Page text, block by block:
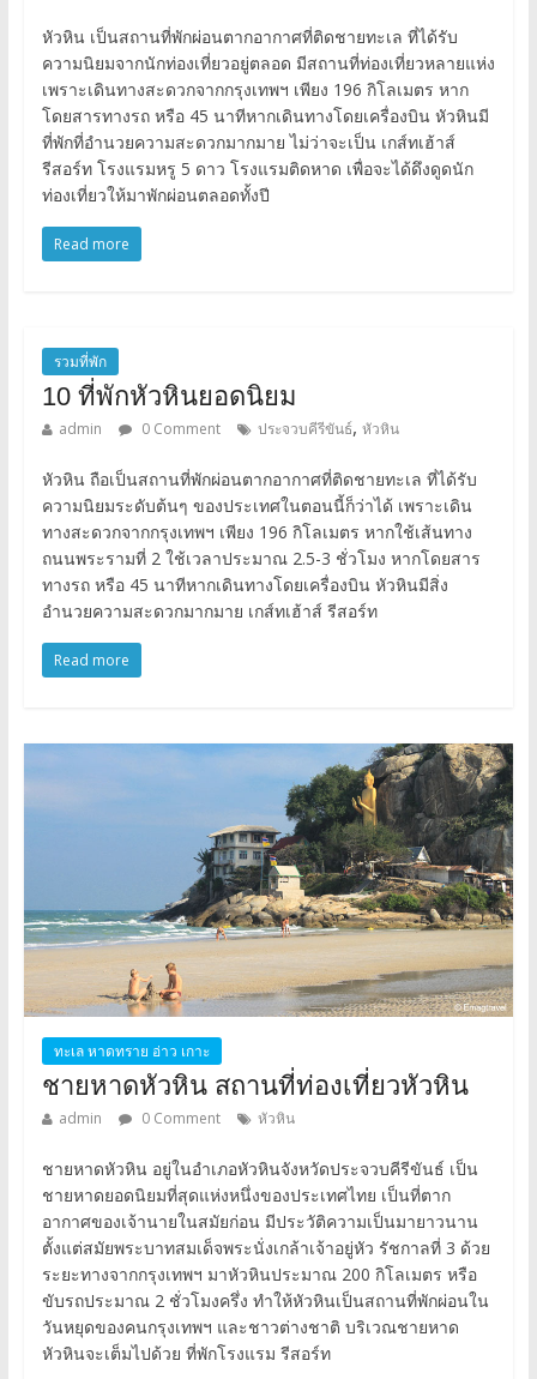
หัวหิน เป็นสถานที่พักผ่อนตากอากาศที่ติดชายทะเล ที่ได้รับ
ความนิยมจากนักท่องเที่ยวอยู่ตลอด มีสถานที่ท่องเที่ยวหลายแห่ง
เพราะเดินทางสะดวกจากกรุงเทพฯ เพียง 196 กิโลเมตร หาก
โดยสารทางรถ หรือ 45 นาทีหากเดินทางโดยเครื่องบิน หัวหินมี
ที่พักที่อำนวยความสะดวกมากมาย ไม่ว่าจะเป็น เกส์ทเฮ้าส์
รีสอร์ท โรงแรมหรู 5 ดาว โรงแรมติดหาด เพื่อจะได้ดึงดูดนัก
ท่องเที่ยวให้มาพักผ่อนตลอดทั้งปี
Read more
รวมที่พัก
10 ที่พักหัวหินยอดนิยม
admin 0 Comment ประจวบคีรีขันธ์, หัวหิน
หัวหิน ถือเป็นสถานที่พักผ่อนตากอากาศที่ติดชายทะเล ที่ได้รับ
ความนิยมระดับต้นๆ ของประเทศในตอนนี้ก็ว่าได้ เพราะเดิน
ทางสะดวกจากกรุงเทพฯ เพียง 196 กิโลเมตร หากใช้เส้นทาง
ถนนพระรามที่ 2 ใช้เวลาประมาณ 2.5-3 ชั่วโมง หากโดยสาร
ทางรถ หรือ 45 นาทีหากเดินทางโดยเครื่องบิน หัวหินมีสิ่ง
อำนวยความสะดวกมากมาย เกส์ทเฮ้าส์ รีสอร์ท
Read more
ทะเล หาดทราย อ่าว เกาะ
ชายหาดหัวหิน สถานที่ท่องเที่ยวหัวหิน
admin 0 Comment หัวหิน
ชายหาดหัวหิน อยู่ในอำเภอหัวหินจังหวัดประจวบคีรีขันธ์ เป็น
ชายหาดยอดนิยมที่สุดแห่งหนึ่งของประเทศไทย เป็นที่ตาก
อากาศของเจ้านายในสมัยก่อน มีประวัติความเป็นมายาวนาน
ตั้งแต่สมัยพระบาทสมเด็จพระนั่งเกล้าเจ้าอยู่หัว รัชกาลที่ 3 ด้วย
ระยะทางจากกรุงเทพฯ มาหัวหินประมาณ 200 กิโลเมตร หรือ
ขับรถประมาณ 2 ชั่วโมงครึ่ง ทำให้หัวหินเป็นสถานที่พักผ่อนใน
วันหยุดของคนกรุงเทพฯ และชาวต่างชาติ บริเวณชายหาด
หัวหินจะเต็มไปด้วย ที่พักโรงแรม รีสอร์ท